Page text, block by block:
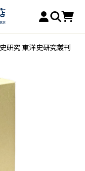
研究 東洋史研究叢刊